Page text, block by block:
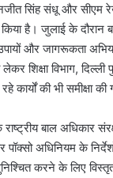
सिंह संधू और सीएम
है। जुलाई के दौरान
उपायों और जागरूकता
शिक्षा विभाग,
कार्यों की भी समीक्षा की
राष्ट्रीय बाल अधिकार
अधिनियम के
करने के लिए